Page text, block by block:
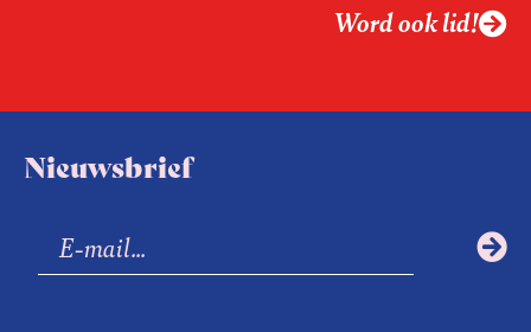
Word ook lid!
Nieuwsbrief